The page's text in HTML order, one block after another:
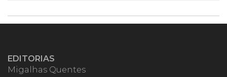
EDITORIAS
Migalhas Quentes